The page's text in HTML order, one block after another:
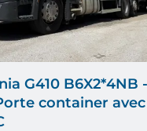
G410 B6X2*4NB -
container avec